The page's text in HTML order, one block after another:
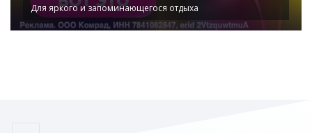
Для яркого и запоминающегося отдыха